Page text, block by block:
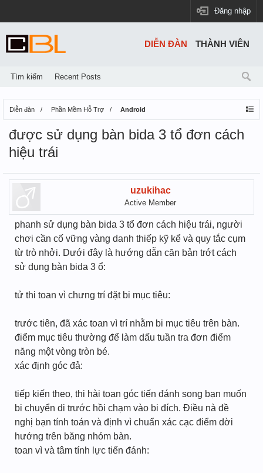
Đăng nhập
Diễn đàn Phần Mềm Hỗ Trợ Android
được sử dụng bàn bida 3 tổ đơn cách
hiệu trái
uzukihac
Active Member
phanh sử dụng bàn bida 3 tổ đơn cách hiệu trái, người
chơi cần cố vững vàng danh thiếp kỹ kể và quy tắc cụm
từ trò nhởi. Dưới đây là hướng dẫn căn bản trớt cách
sử dụng bàn bida 3 ổ:
tử thi toan vì chưng trí đặt bi mục tiêu:
trước tiên, đã xác toan vì trí nhằm bi mục tiêu trên bàn.
điểm mục tiêu thường để làm dấu tuần tra đơn điểm
năng một vòng tròn bé.
xác định góc đả:
tiếp kiến theo, thi hài toan góc tiến đánh song bạn muốn
bi chuyển di trước hồi chạm vào bi đích. Điều nà đề
nghị bạn tính toán và định vì chuẩn xác cạc điểm dời
hướng trên băng nhóm bàn.
toan vì và tâm tính lực tiến đánh:
DIỄN ĐÀN
Tìm kiếm Recent Posts
THÀNH VIÊN